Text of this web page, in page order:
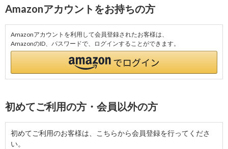
Amazonアカウントをお持ちの方
Amazonアカウントを利用して会員登録されたお客様は、
AmazonのID、パスワードで、ログインすることができます。
初めてご利用の方・会員以外の方
初めてご利用のお客様は、こちらから会員登録を行ってくださ
い。